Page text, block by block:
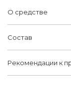
О средстве
Состав
Рекомендации к